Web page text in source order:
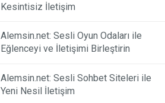
Kesintisiz İletişim
Alemsin.net: Sesli Oyun Odaları ile
Eğlenceyi ve İletişimi Birleştirin
Alemsin.net: Sesli Sohbet Siteleri ile
Yeni Nesil İletişim